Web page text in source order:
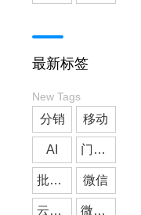
最新标签
New Tags
分销 移动
AI 门店预约
批发商城 微信
云派网络 微信小程序开发